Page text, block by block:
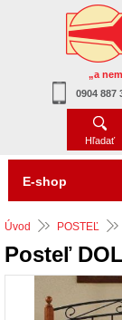
„a
0904 887
Hľadať
Úvod POSTEĽ
Posteľ
E-shop